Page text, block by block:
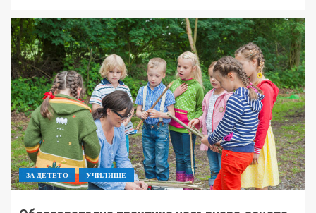
ЗА ДЕТЕТО УЧИЛИЩЕ